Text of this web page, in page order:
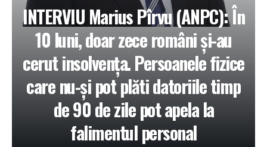
INTERVIU Marius Pîrvu (ANPC): În
10 luni, doar zece români şi-au
cerut insolvenţa. Persoanele fizice
care nu-şi pot plăti datoriile timp
de 90 de zile pot apela la
falimentul personal